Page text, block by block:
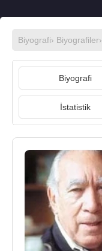
Biyografi› Biyografiler›
Biyografi
İstatistik